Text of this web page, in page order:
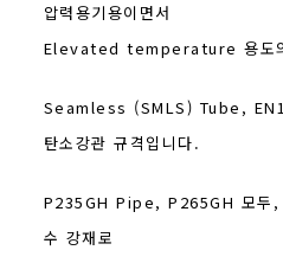
압력용기용이면서
Elevated temperature 용도
Seamless (SMLS) Tube,
탄소강관 규격입니다.
P235GH Pipe, P265GH 모두
수 강재로